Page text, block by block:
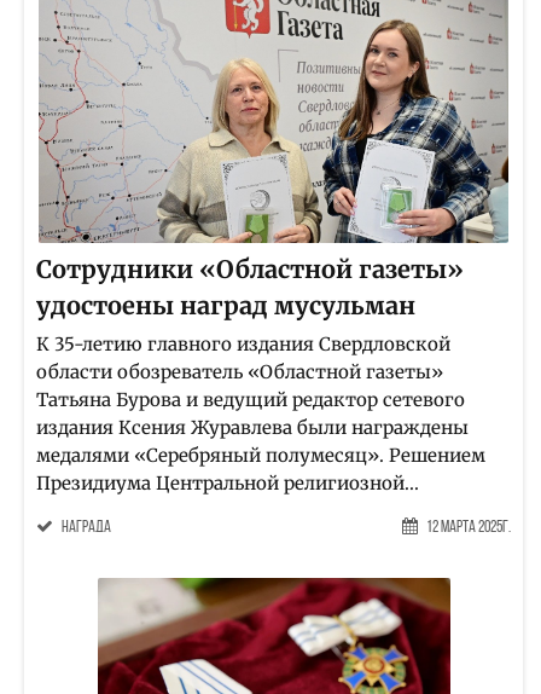
Сотрудники «Областной газеты»
удостоены наград мусульман
К 35-летию главного издания Свердловской
области обозреватель «Областной газеты»
Татьяна Бурова и ведущий редактор сетевого
издания Ксения Журавлева были награждены
медалями «Серебряный полумесяц». Решением
Президиума Центральной религиозной...
награда 12 Марта 2025г.